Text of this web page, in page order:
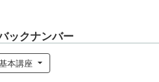
ックナンバー
本講座